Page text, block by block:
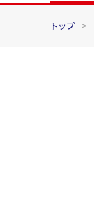
トップ >